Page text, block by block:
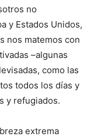
no
y Estados Unidos,
nos matemos con
–algunas
como las
todos los días y
y refugiados.
extrema